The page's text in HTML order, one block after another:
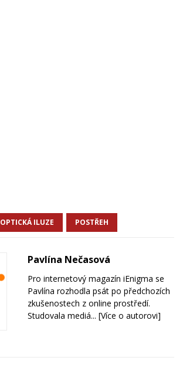
OPTICKÁ ILUZE POSTŘEH
Pavlína Nečasová
Pro internetový magazín iEnigma se
Pavlína rozhodla psát po předchozích
zkušenostech z online prostředí.
Studovala mediá... [Více o autorovi]